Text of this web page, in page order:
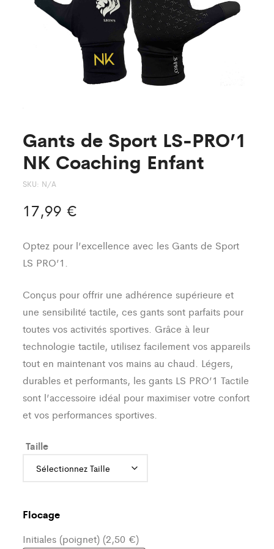
Gants de Sport LS-PRO’1
NK Coaching Enfant
SKU: N/A
17,99 €
Optez pour l’excellence avec les Gants de Sport
LS PRO’1.
Conçus pour offrir une adhérence supérieure et
une sensibilité tactile, ces gants sont parfaits pour
toutes vos activités sportives. Grâce à leur
technologie tactile, utilisez facilement vos appareils
tout en maintenant vos mains au chaud. Légers,
durables et performants, les gants LS PRO’1 Tactile
sont l’accessoire idéal pour maximiser votre confort
et vos performances sportives.
Taille
Flocage
Initiales (poignet) (2,50 €)